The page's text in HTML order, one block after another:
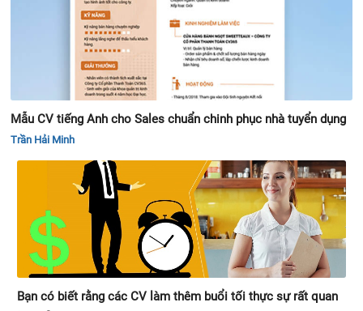
Mẫu CV tiếng Anh cho Sales chuẩn chinh phục nhà tuyển dụng
Trần Hải Minh
Bạn có biết rằng các CV làm thêm buổi tối thực sự rất quan
trọng?